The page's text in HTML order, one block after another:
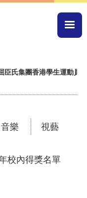
臣氏集團香港學生運動員
音樂
視藝
校內得獎名單